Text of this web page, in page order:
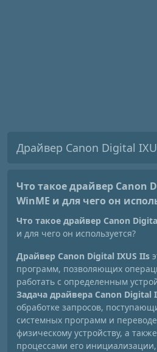
Драйвер Canon Digital
Что такое драйвер Canon
WinME и для чего он
Что такое драйвер Canon
и для чего он используется?
Драйвер Canon Digital IXUS IIs
программ, позволяющих
работать с определенным
Задача драйвера Canon Digital
обработке запросов,
системных программ и
физическому устройству, а
процессами его